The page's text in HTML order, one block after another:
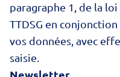
paragraphe 1, de la
TTDSG en
vos données, avec
saisie.